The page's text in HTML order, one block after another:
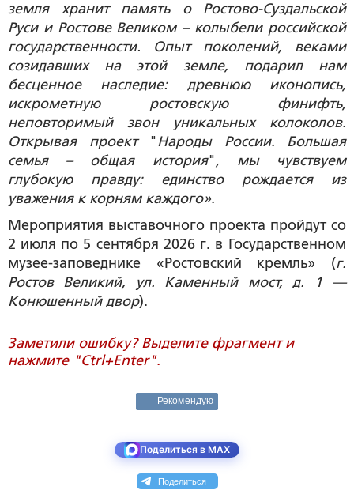
земля хранит память о Ростово-Суздальской
Руси и Ростове Великом – колыбели российской
государственности. Опыт поколений, веками
созидавших на этой земле, подарил нам
бесценное наследие: древнюю иконопись,
искрометную ростовскую финифть,
неповторимый звон уникальных колоколов.
Открывая проект "Народы России. Большая
семья – общая история", мы чувствуем
глубокую правду: единство рождается из
уважения к корням каждого».
Мероприятия выставочного проекта пройдут со
2 июля по 5 сентября 2026 г. в Государственном
музее-заповеднике «Ростовский кремль» (г.
Ростов Великий, ул. Каменный мост, д. 1 —
Конюшенный двор).
Заметили ошибку? Выделите фрагмент и
нажмите "Ctrl+Enter".
Рекомендую
Поделиться в MAX
Поделиться